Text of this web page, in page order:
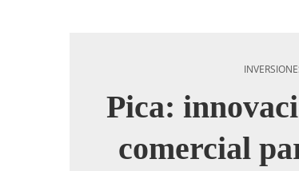
Pica:
comercial